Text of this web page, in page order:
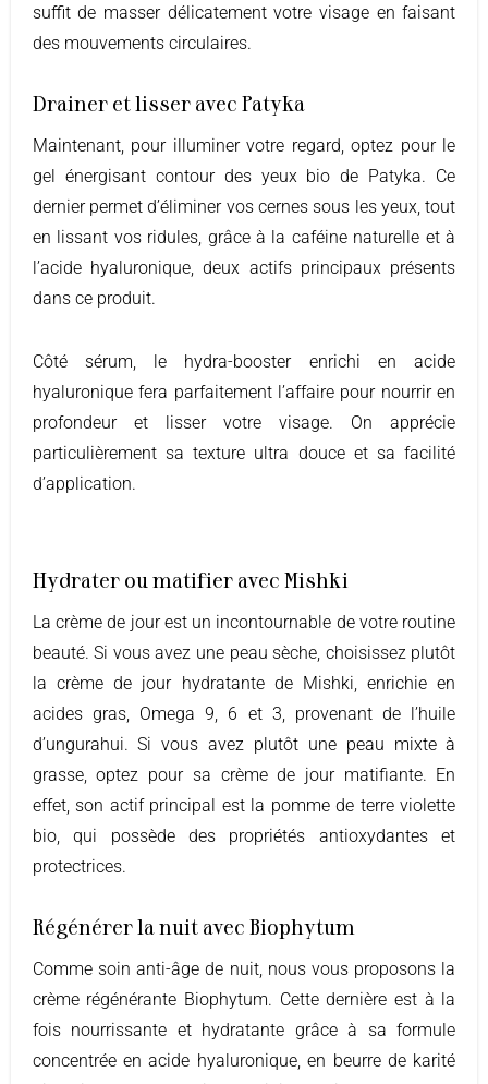
suffit de masser délicatement votre visage en faisant
des mouvements circulaires.
Drainer et lisser avec Patyka
Maintenant, pour illuminer votre regard, optez pour le
gel énergisant contour des yeux bio de Patyka. Ce
dernier permet d’éliminer vos cernes sous les yeux, tout
en lissant vos ridules, grâce à la caféine naturelle et à
l’acide hyaluronique, deux actifs principaux présents
dans ce produit.
Côté sérum, le hydra-booster enrichi en acide
hyaluronique fera parfaitement l’affaire pour nourrir en
profondeur et lisser votre visage. On apprécie
particulièrement sa texture ultra douce et sa facilité
d’application.
Hydrater ou matifier avec Mishki
La crème de jour est un incontournable de votre routine
beauté. Si vous avez une peau sèche, choisissez plutôt
la crème de jour hydratante de Mishki, enrichie en
acides gras, Omega 9, 6 et 3, provenant de l’huile
d’ungurahui. Si vous avez plutôt une peau mixte à
grasse, optez pour sa crème de jour matifiante. En
effet, son actif principal est la pomme de terre violette
bio, qui possède des propriétés antioxydantes et
protectrices.
Régénérer la nuit avec Biophytum
Comme soin anti-âge de nuit, nous vous proposons la
crème régénérante Biophytum. Cette dernière est à la
fois nourrissante et hydratante grâce à sa formule
concentrée en acide hyaluronique, en beurre de karité